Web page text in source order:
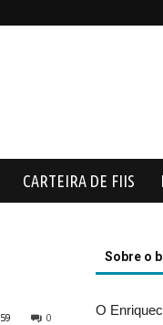
CARTEIRA DE FIIS
0
59
Sobre o
O